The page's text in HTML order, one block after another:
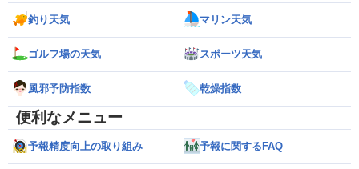
釣り天気 マリン天気
ゴルフ場の天気 スポーツ天気
風邪予防指数 乾燥指数
便利なメニュー
予報精度向上の取り組み 予報に関するFAQ